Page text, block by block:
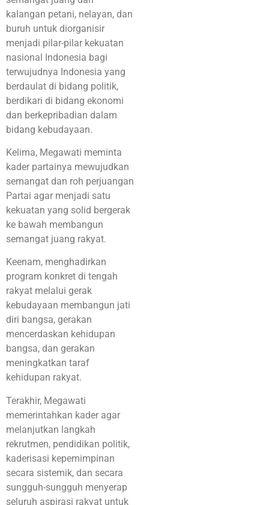
kalangan petani, nelayan, dan
buruh untuk diorganisir
menjadi pilar-pilar kekuatan
nasional Indonesia bagi
terwujudnya Indonesia yang
berdaulat di bidang politik,
berdikari di bidang ekonomi
dan berkepribadian dalam
bidang kebudayaan.
Kelima, Megawati meminta
kader partainya mewujudkan
semangat dan roh perjuangan
Partai agar menjadi satu
kekuatan yang solid bergerak
ke bawah membangun
semangat juang rakyat.
Keenam, menghadirkan
program konkret di tengah
rakyat melalui gerak
kebudayaan membangun jati
diri bangsa, gerakan
mencerdaskan kehidupan
bangsa, dan gerakan
meningkatkan taraf
kehidupan rakyat.
Terakhir, Megawati
memerintahkan kader agar
melanjutkan langkah
rekrutmen, pendidikan politik,
kaderisasi kepemimpinan
secara sistemik, dan secara
sungguh-sungguh menyerap
seluruh aspirasi rakyat untuk